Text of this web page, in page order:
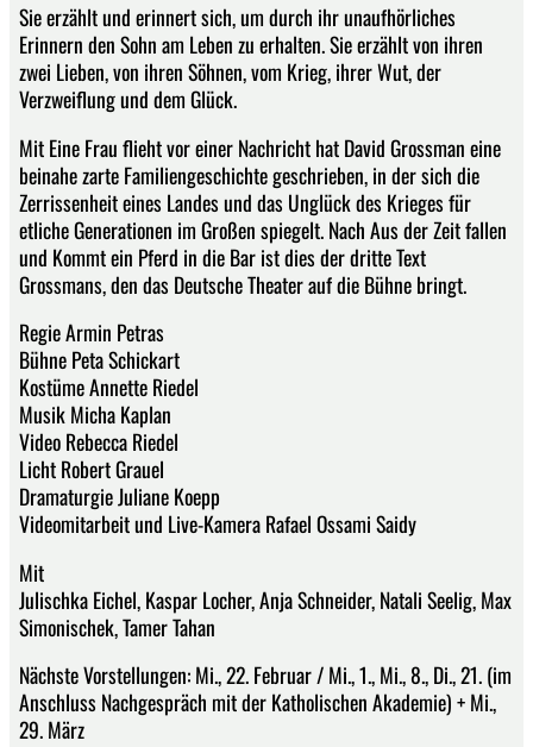
Sie erzählt und erinnert sich, um durch ihr unaufhörliches
Erinnern den Sohn am Leben zu erhalten. Sie erzählt von ihren
zwei Lieben, von ihren Söhnen, vom Krieg, ihrer Wut, der
Verzweiflung und dem Glück.
Mit Eine Frau flieht vor einer Nachricht hat David Grossman eine
beinahe zarte Familiengeschichte geschrieben, in der sich die
Zerrissenheit eines Landes und das Unglück des Krieges für
etliche Generationen im Großen spiegelt. Nach Aus der Zeit fallen
und Kommt ein Pferd in die Bar ist dies der dritte Text
Grossmans, den das Deutsche Theater auf die Bühne bringt.
Regie Armin Petras
Bühne Peta Schickart
Kostüme Annette Riedel
Musik Micha Kaplan
Video Rebecca Riedel
Licht Robert Grauel
Dramaturgie Juliane Koepp
Videomitarbeit und Live-Kamera Rafael Ossami Saidy
Mit
Julischka Eichel, Kaspar Locher, Anja Schneider, Natali Seelig, Max
Simonischek, Tamer Tahan
Nächste Vorstellungen: Mi., 22. Februar / Mi., 1., Mi., 8., Di., 21. (im
Anschluss Nachgespräch mit der Katholischen Akademie) + Mi.,
29. März